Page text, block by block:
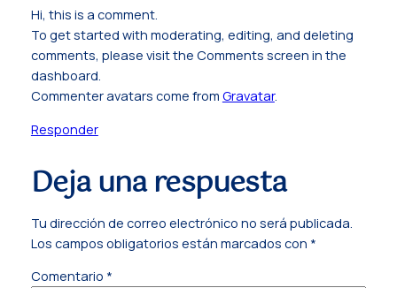
Hi, this is a comment.
To get started with moderating, editing, and deleting
comments, please visit the Comments screen in the
dashboard.
Commenter avatars come from Gravatar.
Responder
Deja una respuesta
Tu dirección de correo electrónico no será publicada.
Los campos obligatorios están marcados con *
Comentario *